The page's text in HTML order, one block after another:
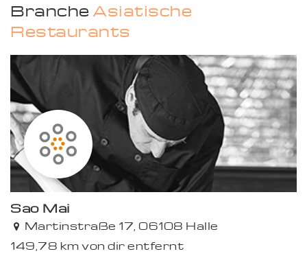
Branche Asiatische
Restaurants
Sao Mai
Martinstraße 17, 06108 Halle
149,78 km von dir entfernt